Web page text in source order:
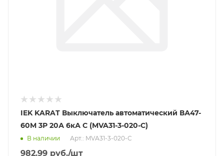
IEK KARAT Выключатель автоматический ВА47-
60M 3Р 20А 6кА С (MVA31-3-020-C)
В наличии Арт.: MVA31-3-020-C
982.99 руб./шт